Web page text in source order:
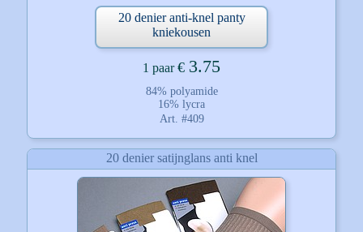
Art. #409
1 paar€ 3.75
84% polyamide
16% lycra
20 denier anti-knel panty
kniekousen
20 denier satijnglans anti knel